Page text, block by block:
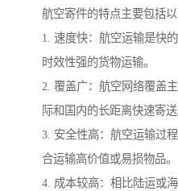
航空寄件的特点主要包括以
1. 速度快：航空运输是快
时效性强的货物运输。
2. 覆盖广：航空网络覆盖
际和国内的长距离快速寄送
3. 安全性高：航空运输过
合运输高价值或易损物品。
4. 成本较高：相比陆运或